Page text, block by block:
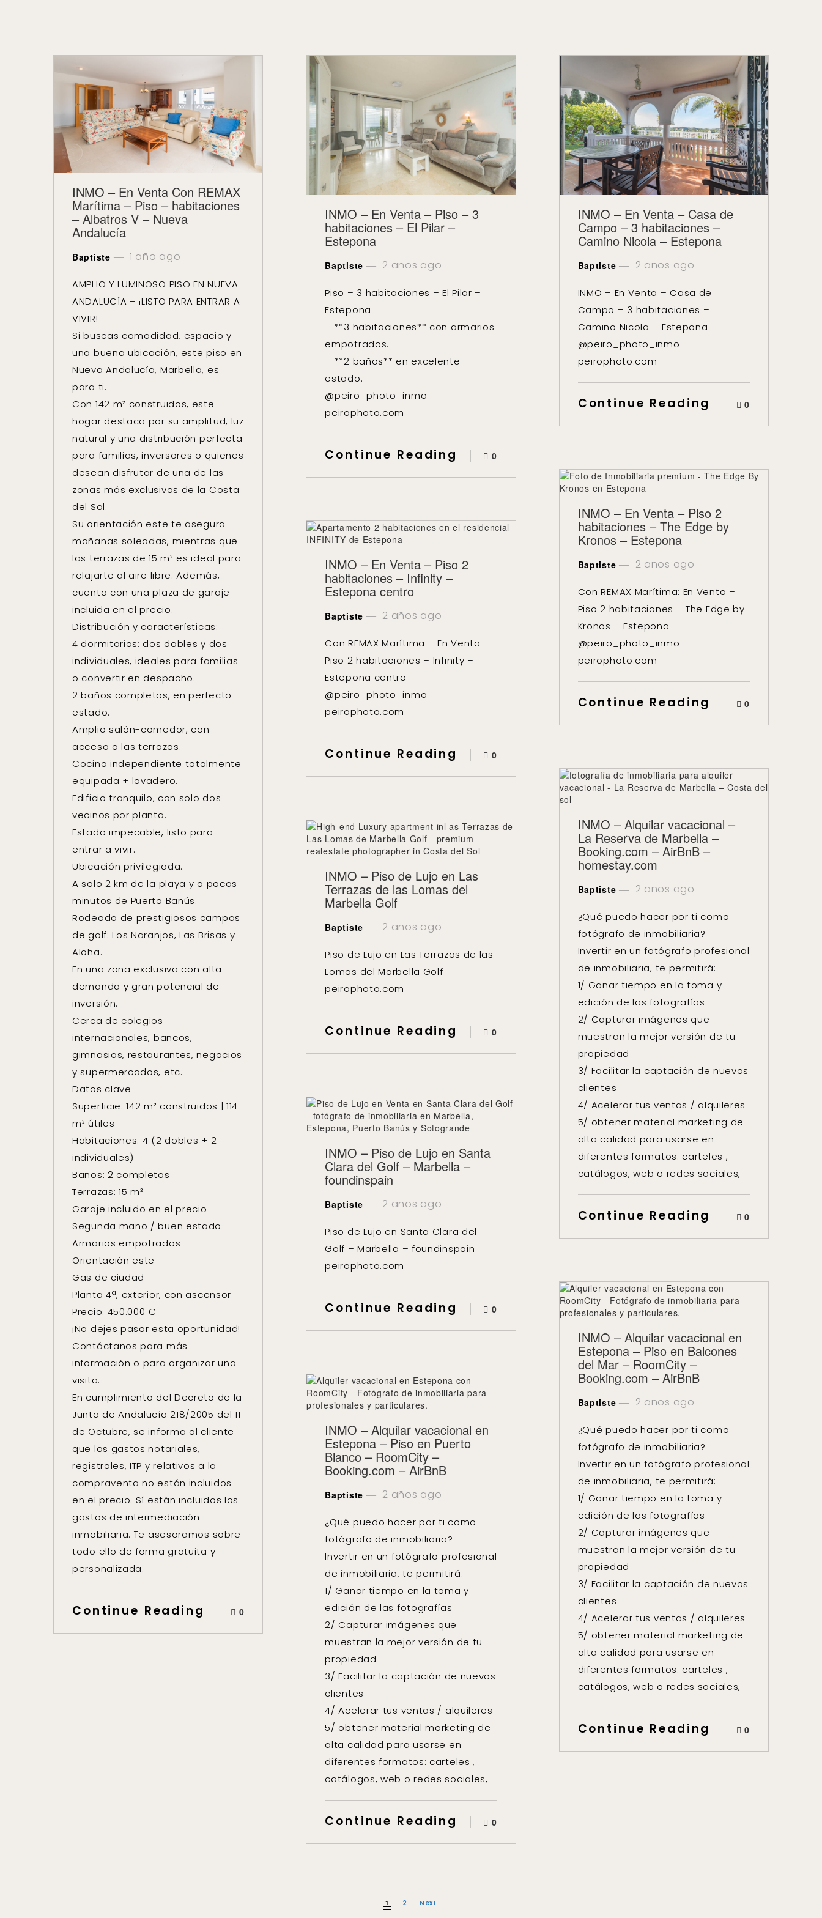
INMO – En Venta Con REMAX
Marítima – Piso – habitaciones
– Albatros V – Nueva
Andalucía
Baptiste 1 año ago
AMPLIO Y LUMINOSO PISO EN NUEVA
ANDALUCÍA – ¡LISTO PARA ENTRAR A
VIVIR!
Si buscas comodidad, espacio y
una buena ubicación, este piso en
Nueva Andalucía, Marbella, es
para ti.
Con 142 m² construidos, este
hogar destaca por su amplitud, luz
natural y una distribución perfecta
para familias, inversores o quienes
desean disfrutar de una de las
zonas más exclusivas de la Costa
del Sol.
Su orientación este te asegura
mañanas soleadas, mientras que
las terrazas de 15 m² es ideal para
relajarte al aire libre. Además,
cuenta con una plaza de garaje
incluida en el precio.
Distribución y características:
4 dormitorios: dos dobles y dos
individuales, ideales para familias
o convertir en despacho.
2 baños completos, en perfecto
estado.
Amplio salón-comedor, con
acceso a las terrazas.
Cocina independiente totalmente
equipada + lavadero.
Edificio tranquilo, con solo dos
vecinos por planta.
Estado impecable, listo para
entrar a vivir.
Ubicación privilegiada:
A solo 2 km de la playa y a pocos
minutos de Puerto Banús.
Rodeado de prestigiosos campos
de golf: Los Naranjos, Las Brisas y
Aloha.
En una zona exclusiva con alta
demanda y gran potencial de
inversión.
Cerca de colegios
internacionales, bancos,
gimnasios, restaurantes, negocios
y supermercados, etc.
Datos clave
Superficie: 142 m² construidos | 114
m² útiles
Habitaciones: 4 (2 dobles + 2
individuales)
Baños: 2 completos
Terrazas: 15 m²
Garaje incluido en el precio
Segunda mano / buen estado
Armarios empotrados
Orientación este
Gas de ciudad
Planta 4ª, exterior, con ascensor
Precio: 450.000 €
¡No dejes pasar esta oportunidad!
Contáctanos para más
información o para organizar una
visita.
En cumplimiento del Decreto de la
Junta de Andalucía 218/2005 del 11
de Octubre, se informa al cliente
que los gastos notariales,
registrales, ITP y relativos a la
compraventa no están incluidos
en el precio. Sí están incluidos los
gastos de intermediación
inmobiliaria. Te asesoramos sobre
todo ello de forma gratuita y
personalizada.
Continue Reading 0
INMO – En Venta – Piso – 3
habitaciones – El Pilar –
Estepona
Baptiste 2 años ago
Piso – 3 habitaciones – El Pilar –
Estepona
– **3 habitaciones** con armarios
empotrados.
– **2 baños** en excelente
estado.
@peiro_photo_inmo
peirophoto.com
Continue Reading 0
INMO – En Venta – Casa de
Campo – 3 habitaciones –
Camino Nicola – Estepona
Baptiste 2 años ago
INMO – En Venta – Casa de
Campo – 3 habitaciones –
Camino Nicola – Estepona
@peiro_photo_inmo
peirophoto.com
Continue Reading 0
INMO – En Venta – Piso 2
habitaciones – The Edge by
Kronos – Estepona
Baptiste 2 años ago
Con REMAX Marítima: En Venta –
Piso 2 habitaciones – The Edge by
Kronos – Estepona
@peiro_photo_inmo
peirophoto.com
Continue Reading 0
INMO – En Venta – Piso 2
habitaciones – Infinity –
Estepona centro
Baptiste 2 años ago
Con REMAX Marítima – En Venta –
Piso 2 habitaciones – Infinity –
Estepona centro
@peiro_photo_inmo
peirophoto.com
Continue Reading 0
INMO – Alquilar vacacional –
La Reserva de Marbella –
Booking.com – AirBnB –
homestay.com
Baptiste 2 años ago
¿Qué puedo hacer por ti como
fotógrafo de inmobiliaria?
Invertir en un fotógrafo profesional
de inmobiliaria, te permitirá:
1/ Ganar tiempo en la toma y
edición de las fotografías
2/ Capturar imágenes que
muestran la mejor versión de tu
propiedad
3/ Facilitar la captación de nuevos
clientes
4/ Acelerar tus ventas / alquileres
5/ obtener material marketing de
alta calidad para usarse en
diferentes formatos: carteles ,
catálogos, web o redes sociales,
Continue Reading 0
INMO – Piso de Lujo en Las
Terrazas de las Lomas del
Marbella Golf
Baptiste 2 años ago
Piso de Lujo en Las Terrazas de las
Lomas del Marbella Golf
peirophoto.com
Continue Reading 0
INMO – Piso de Lujo en Santa
Clara del Golf – Marbella –
foundinspain
Baptiste 2 años ago
Piso de Lujo en Santa Clara del
Golf – Marbella – foundinspain
peirophoto.com
Continue Reading 0
INMO – Alquilar vacacional en
Estepona – Piso en Balcones
del Mar – RoomCity –
Booking.com – AirBnB
Baptiste 2 años ago
¿Qué puedo hacer por ti como
fotógrafo de inmobiliaria?
Invertir en un fotógrafo profesional
de inmobiliaria, te permitirá:
1/ Ganar tiempo en la toma y
edición de las fotografías
2/ Capturar imágenes que
muestran la mejor versión de tu
propiedad
3/ Facilitar la captación de nuevos
clientes
4/ Acelerar tus ventas / alquileres
5/ obtener material marketing de
alta calidad para usarse en
diferentes formatos: carteles ,
catálogos, web o redes sociales,
Continue Reading 0
INMO – Alquilar vacacional en
Estepona – Piso en Puerto
Blanco – RoomCity –
Booking.com – AirBnB
Baptiste 2 años ago
¿Qué puedo hacer por ti como
fotógrafo de inmobiliaria?
Invertir en un fotógrafo profesional
de inmobiliaria, te permitirá:
1/ Ganar tiempo en la toma y
edición de las fotografías
2/ Capturar imágenes que
muestran la mejor versión de tu
propiedad
3/ Facilitar la captación de nuevos
clientes
4/ Acelerar tus ventas / alquileres
5/ obtener material marketing de
alta calidad para usarse en
diferentes formatos: carteles ,
catálogos, web o redes sociales,
Continue Reading 0
1 2 Next